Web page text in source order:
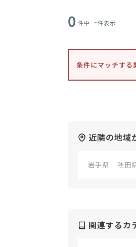
0 件中 -件表示
条件にマッチする
近隣の地域
岩手県 秋田
関連するカ